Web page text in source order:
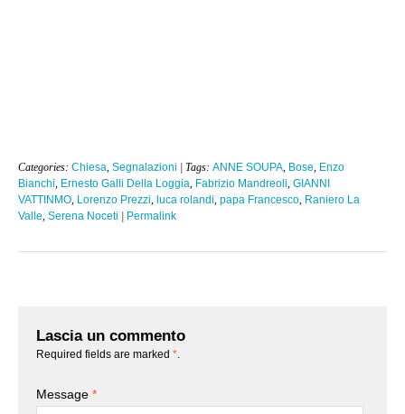
Categories: Chiesa Segnalazioni | Tags: ANNE SOUPA Bose Enzo
Bianchi Ernesto Galli Della Loggia Fabrizio Mandreoli GIANNI
VATTINMO Lorenzo Prezzi luca rolandi papa Francesco Raniero La
Valle Serena Noceti | Permalink
Lascia un commento
Required fields are marked *
Message *